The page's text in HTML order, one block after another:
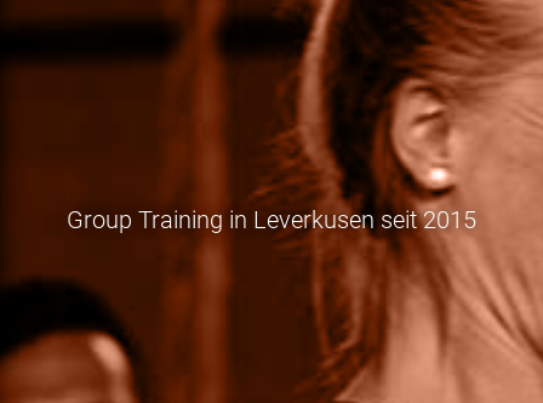
Group Training in Leverkusen seit 2015